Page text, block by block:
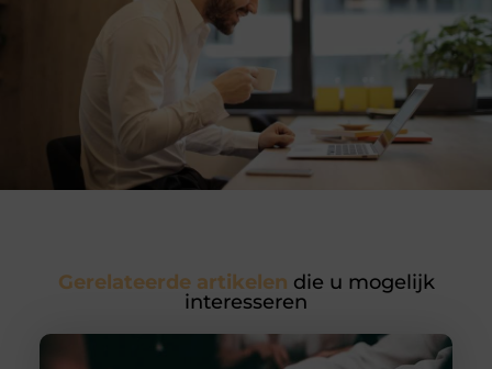
Gerelateerde artikelen die u mogelijk
interesseren